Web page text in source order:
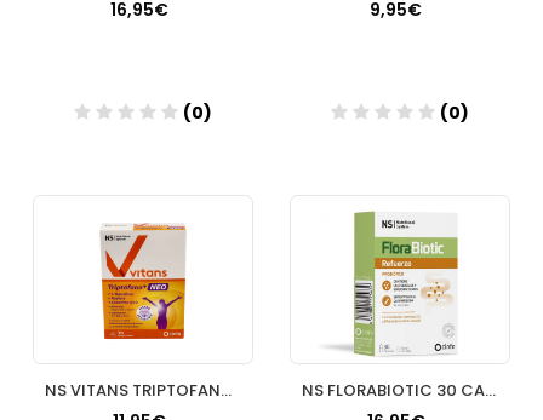
16,95€
(0)
9,95€
(0)
NS VITANS TRIPTOFANO+ NEO 30 COMPRIMIDOS NS FLORABIOTIC 30 CAPSULAS